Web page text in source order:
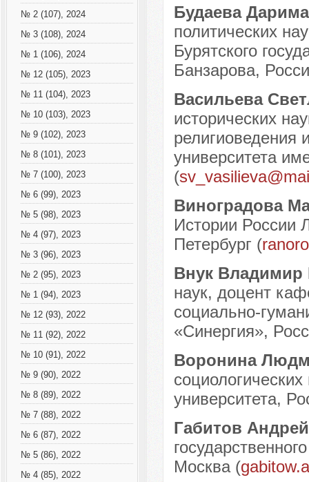
№ 2 (107), 2024
№ 3 (108), 2024
№ 1 (106), 2024
№ 12 (105), 2023
№ 11 (104), 2023
№ 10 (103), 2023
№ 9 (102), 2023
№ 8 (101), 2023
№ 7 (100), 2023
№ 6 (99), 2023
№ 5 (98), 2023
№ 4 (97), 2023
№ 3 (96), 2023
№ 2 (95), 2023
№ 1 (94), 2023
№ 12 (93), 2022
№ 11 (92), 2022
№ 10 (91), 2022
№ 9 (90), 2022
№ 8 (89), 2022
№ 7 (88), 2022
№ 6 (87), 2022
№ 5 (86), 2022
№ 4 (85), 2022
Будаева
политических
Бурятского
Банзарова,
Васильева
исторических
религиоведения
университета
(
Виноградова
Истории России
Петербург (
Внук Владимир
наук, доцент
социально-
«Синергия»,
Воронина
университета,
Габитов
Москва (